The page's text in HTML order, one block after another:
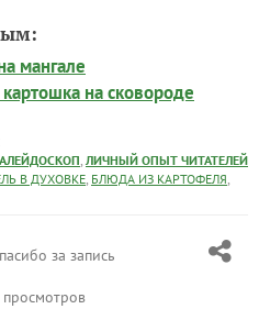
мангале
на сковороде
, ЛИЧНЫЙ ОПЫТ ЧИТАТЕЛЕЙ
В ДУХОВКЕ, БЛЮДА ИЗ КАРТОФЕЛЯ,
за запись
просмотров